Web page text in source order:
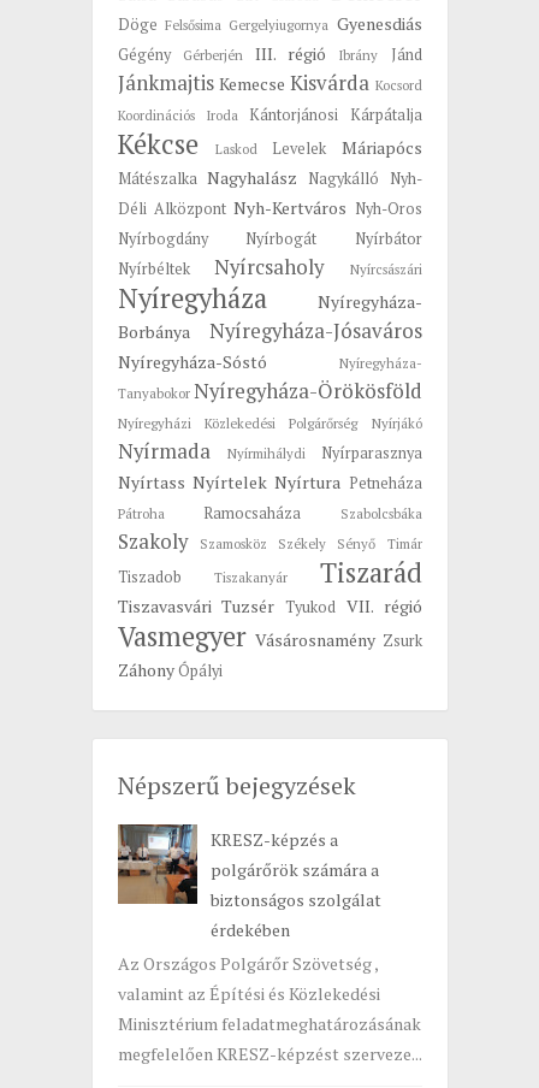
Döge Felsősima Gergelyiugornya Gyenesdiás
Gégény Gérberjén III. régió Ibrány Jánd
Jánkmajtis Kemecse Kisvárda Kocsord
Koordinációs Iroda
Kántorjánosi Kárpátalja
Kékcse Laskod Levelek Máriapócs
Mátészalka Nagyhalász Nagykálló
Nyh-
Déli Alközpont Nyh-Kertváros Nyh-Oros
Nyírbogdány
Nyírbogát
Nyírbátor
Nyírbéltek
Nyírcsaholy Nyírcsászári
Nyíregyháza
Nyíregyháza-
Borbánya
Nyíregyháza-Jósaváros
Nyíregyháza-Sóstó
Nyíregyháza-
Tanyabokor Nyíregyháza-Örökösföld
Nyíregyházi Közlekedési Polgárőrség Nyírjákó
Nyírmada Nyírmihálydi Nyírparasznya
Nyírtass Nyírtelek Nyírtura Petneháza
Pátroha Ramocsaháza Szabolcsbáka
Szakoly Szamosköz Székely Sényő Timár
Tiszadob Tiszakanyár Tiszarád
Tiszavasvári Tuzsér Tyukod VII. régió
Vasmegyer Vásárosnamény Zsurk
Záhony Ópályi
Népszerű bejegyzések
KRESZ-képzés a
polgárőrök számára a
biztonságos szolgálat
érdekében
Az Országos Polgárőr Szövetség ,
valamint az Építési és Közlekedési
Minisztérium feladatmeghatározásának
megfelelően KRESZ-képzést szerveze...